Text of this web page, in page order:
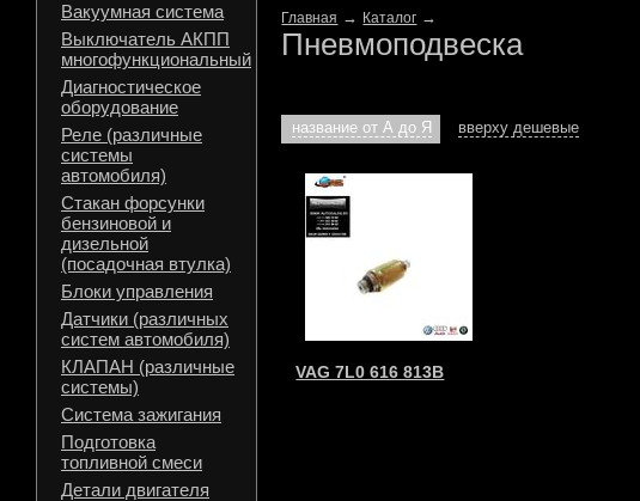
Вакуумная система
Выключатель АКПП
многофункциональный
Диагностическое
оборудование
Реле (различные
системы
автомобиля)
Стакан форсунки
бензиновой и
дизельной
(посадочная втулка)
Блоки управления
Датчики (различных
систем автомобиля)
КЛАПАН (различные
системы)
Система зажигания
Подготовка
топливной смеси
Детали двигателя
Главная → Каталог →
Пневмоподвеска
название от А до Я вверху дешевые
VAG 7L0 616 813B